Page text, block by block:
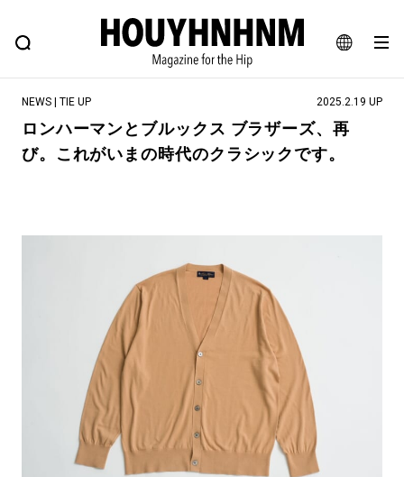
JA
EN
FEATURE BLOG SNAP
ヒップなファッション、カルチャー、ライフスタイルWEBマガジン
#路地裏てぃーん。 #MONTHLY JOURNAL
#GH 銘品の所以 #フイナムのYouTube
#Commune H #FOCUS IT #AH.H
#ととけん #FASHION #MUSIC #MOVIE
#LIFESTYLE #SNEAKER #OUTDOOR
#SPORTS #HANDSOME HANDBOOK
NEWS | TIE UP 2025.2.19 UP
ロンハーマンとブルックス ブラザーズ、再
び。これがいまの時代のクラシックです。